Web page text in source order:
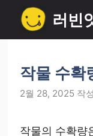
러빈
작물 수확
2월 28, 2025 작
작물의 수확량